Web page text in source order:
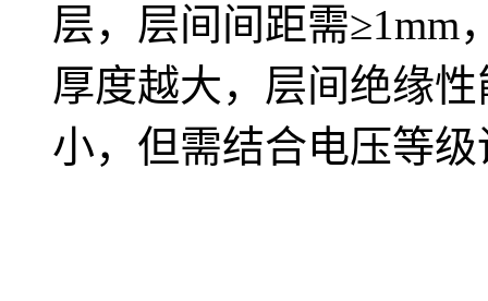
层，层间间距需≥1mm
厚度越大，层间绝缘
小，但需结合电压等